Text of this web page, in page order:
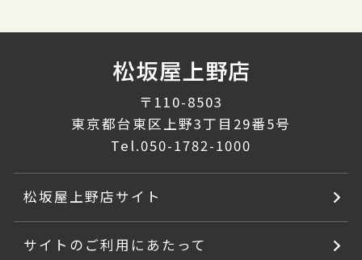
〒110-8503
東京都台東区上野3丁目29番5号
Tel.050-1782-1000
松坂屋上野店サイト
サイトのご利用にあたって